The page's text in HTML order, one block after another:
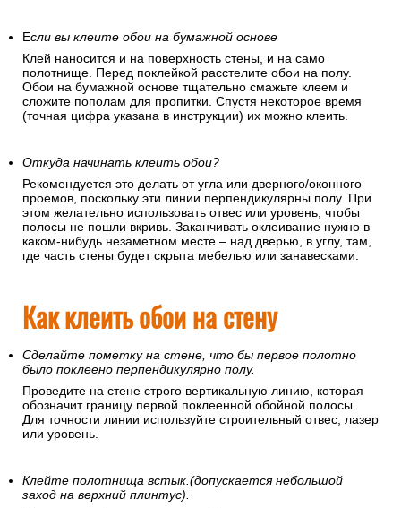
Если вы клеите обои на бумажной основе
Клей наносится и на поверхность стены, и на само
полотнище. Перед поклейкой расстелите обои на полу.
Обои на бумажной основе тщательно смажьте клеем и
сложите пополам для пропитки. Спустя некоторое время
(точная цифра указана в инструкции) их можно клеить.
Откуда начинать клеить обои?
Рекомендуется это делать от угла или дверного/оконного
проемов, поскольку эти линии перпендикулярны полу. При
этом желательно использовать отвес или уровень, чтобы
полосы не пошли вкривь. Заканчивать оклеивание нужно в
каком-нибудь незаметном месте – над дверью, в углу, там,
где часть стены будет скрыта мебелью или занавесками.
Как клеить обои на стену
Сделайте пометку на стене, что бы первое полотно
было поклеено перпендикулярно полу.
Проведите на стене строго вертикальную линию, которая
обозначит границу первой поклеенной обойной полосы.
Для точности линии используйте строительный отвес, лазер
или уровень.
Клейте полотнища встык.(допускается небольшой
заход на верхний плинтус).